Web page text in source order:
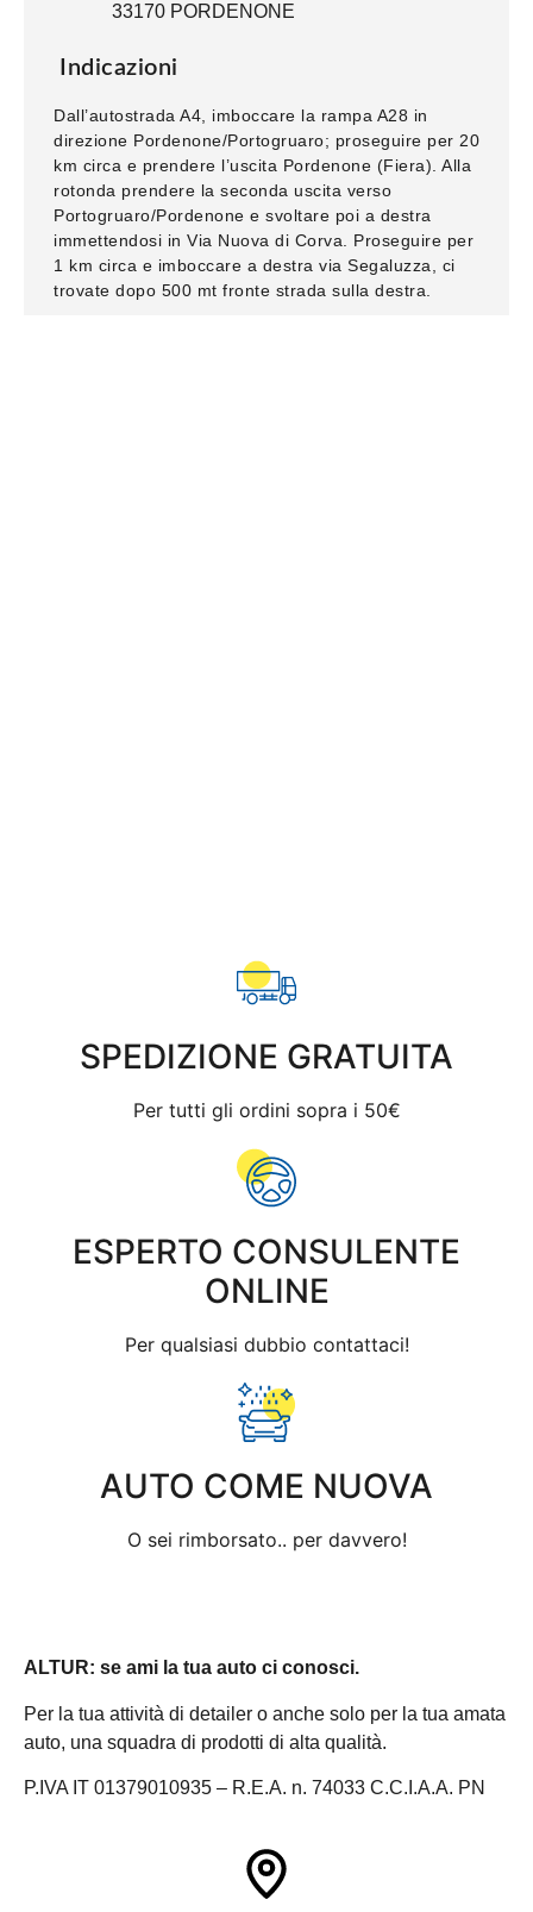
33170 PORDENONE
Indicazioni
Dall’autostrada A4, imboccare la rampa A28 in
direzione Pordenone/Portogruaro; proseguire per 20
km circa e prendere l’uscita Pordenone (Fiera). Alla
rotonda prendere la seconda uscita verso
Portogruaro/Pordenone e svoltare poi a destra
immettendosi in Via Nuova di Corva. Proseguire per
1 km circa e imboccare a destra via Segaluzza, ci
trovate dopo 500 mt fronte strada sulla destra.
SPEDIZIONE GRATUITA
Per tutti gli ordini sopra i 50€
ESPERTO CONSULENTE
ONLINE
Per qualsiasi dubbio contattaci!
AUTO COME NUOVA
O sei rimborsato.. per davvero!
ALTUR: se ami la tua auto ci conosci.
Per la tua attività di detailer o anche solo per la tua amata
auto, una squadra di prodotti di alta qualità.
P.IVA IT 01379010935 – R.E.A. n. 74033 C.C.I.A.A. PN